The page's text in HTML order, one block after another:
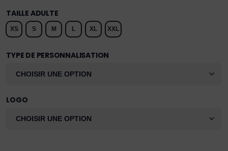
TAILLE ADULTE
XS S M L XL XXL
TYPE DE PERSONNALISATION
LOGO